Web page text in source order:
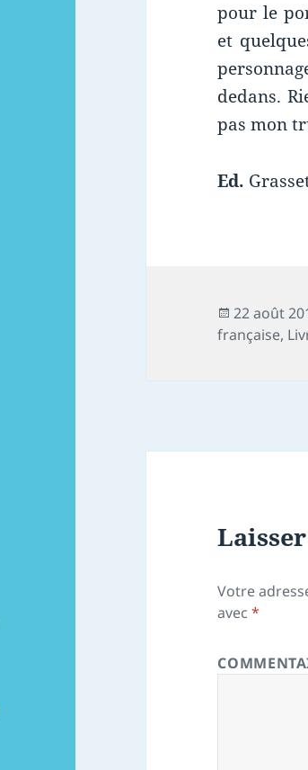
pour le
et
dedans.
pas mon
Ed.
Publié
le
22 août
française,
Votre
avec*